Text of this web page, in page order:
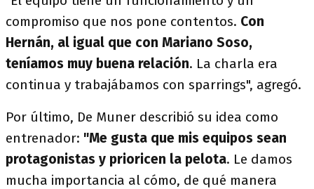
compromiso que nos pone contentos. Con
Hernán, al igual que con Mariano Soso,
teníamos muy buena relación. La charla era
continua y trabajábamos con sparrings", agregó.
Por último, De Muner describió su idea como
entrenador: "Me gusta que mis equipos sean
protagonistas y prioricen la pelota. Le damos
mucha importancia al cómo, de qué manera